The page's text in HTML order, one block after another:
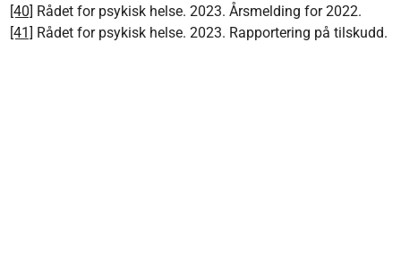
[40] Rådet for psykisk helse. 2023. Årsmelding for 2022.
[41] Rådet for psykisk helse. 2023. Rapportering på tilskudd.